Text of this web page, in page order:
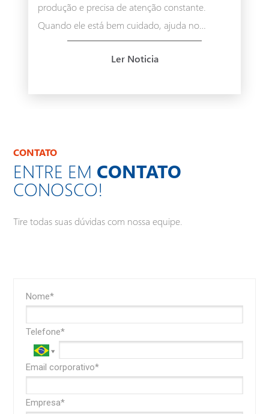
produção e precisa de atenção constante.
Quando ele está bem cuidado, ajuda no
funcionamento das máquinas, no rendimento
das ferramentas e na qualidade das peças
foi importante.
Ler Noticia
CONTATO
ENTRE EM CONTATO
CONOSCO!
Tire todas suas dúvidas com nossa equipe.
Nome*
Telefone*
Email corporativo*
Empresa*